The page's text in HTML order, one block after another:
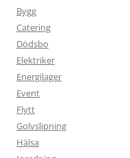
Bygg
Catering
Dödsbo
Elektriker
Energilager
Event
Flytt
Golvslipning
Hälsa